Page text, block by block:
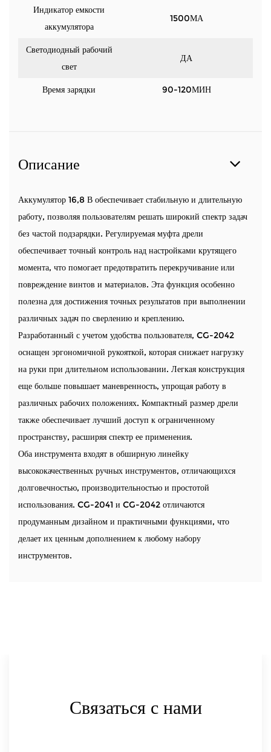
Индикатор емкости
аккумулятора
1500МА
Светодиодный рабочий
свет
ДА
Время зарядки 90-120МИН
Описание
Аккумулятор 16,8 В обеспечивает стабильную и длительную
работу, позволяя пользователям решать широкий спектр задач
без частой подзарядки. Регулируемая муфта дрели
обеспечивает точный контроль над настройками крутящего
момента, что помогает предотвратить перекручивание или
повреждение винтов и материалов. Эта функция особенно
полезна для достижения точных результатов при выполнении
различных задач по сверлению и креплению.
Разработанный с учетом удобства пользователя, CG-2042
оснащен эргономичной рукояткой, которая снижает нагрузку
на руки при длительном использовании. Легкая конструкция
еще больше повышает маневренность, упрощая работу в
различных рабочих положениях. Компактный размер дрели
также обеспечивает лучший доступ к ограниченному
пространству, расширяя спектр ее применения.
Оба инструмента входят в обширную линейку
высококачественных ручных инструментов, отличающихся
долговечностью, производительностью и простотой
использования. CG-2041 и CG-2042 отличаются
продуманным дизайном и практичными функциями, что
делает их ценным дополнением к любому набору
инструментов.
Связаться с нами